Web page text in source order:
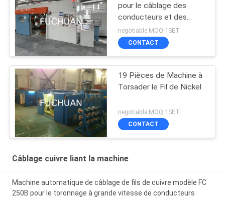
pour le câblage des
conducteurs et des
noyaux de câbles
negotiable MOQ:1SET
CONTACT
19 Pièces de Machine à
Torsader le Fil de Nickel
negotiable MOQ:1SET
CONTACT
Câblage cuivre liant la machine
Machine automatique de câblage de fils de cuivre modèle FC
250B pour le toronnage à grande vitesse de conducteurs